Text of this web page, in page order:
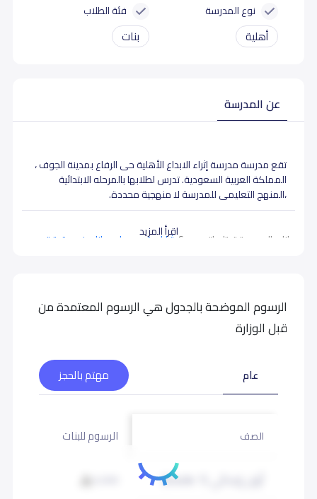
نوع المدرسة
أهلية
فئة الطلاب
بنات
عن المدرسة
اقرأ المزيد
تقع مدرسة مدرسة إثراء الابداع الأهلية حى الرفاع بمدينة الجوف ،
المملكة العربية السعودية. تدرس لطلابها بالمرحله الابتدائية
،المنهج التعليمى للمدرسة لا منهجية محددة.
بيانات المدرسة تحتاج لتصحيح ؟شارك بتصحيح اي بيانات غير دقيقة
الرسوم الموضحة بالجدول هي الرسوم المعتمدة من
قبل الوزارة
عام مهتم بالحجز
الصف الرسوم للبنات